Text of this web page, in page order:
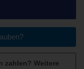
zahlen? Weitere